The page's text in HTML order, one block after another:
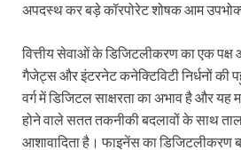
अपदस्थ कर बड़े कॉरपोरेट शोषक आम
वित्तीय सेवाओं के डिजिटलीकरण का एक
गैजेट्स और इंटरनेट कनेक्टिविटी निर्धनों
वर्ग में डिजिटल साक्षरता का अभाव है और यह
होने वाले सतत तकनीकी बदलावों के साथ
आशावादिता है। फाइनेंस का डिजिटलीकरण